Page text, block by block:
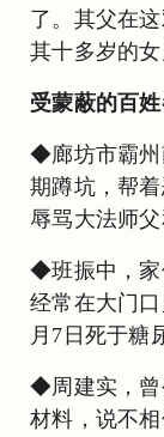
了。其父在
其十多岁的女
受蒙蔽的百
◆廊坊市霸州
期蹲坑，帮
辱骂大法师
◆班振中，家
经常在大门
月7日死于糖
◆周建实，曾
材料，说不